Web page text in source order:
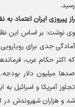
رسید.
راز پیروزی ایران اعتماد
وی نوشت: بر اساس این
آمادگی جدی برای
که اکثر حکام عرب،
تجاوز آمریکا و اسرائیل
شد و هزاران شهروندش در